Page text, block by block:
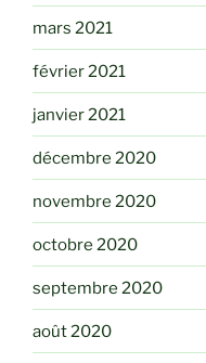
mars 2021
février 2021
janvier 2021
décembre 2020
novembre 2020
octobre 2020
septembre 2020
août 2020